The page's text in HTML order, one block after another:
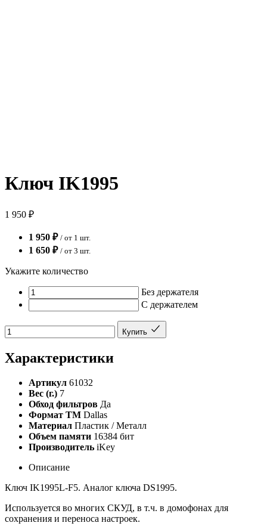
Ключ IK1995
1 950 ₽
1 950 ₽ / от 1 шт.
1 650 ₽ / от 3 шт.
Укажите количество
Без держателя
С держателем
Купить
Характеристики
Артикул 61032
Вес (г.) 7
Обход фильтров Да
Формат ТМ Dallas
Материал Пластик / Металл
Объем памяти 16384 бит
Производитель iKey
Описание
Ключ IK1995L-F5. Аналог ключа DS1995.
Используется во многих СКУД, в т.ч. в домофонах для
сохранения и переноса настроек.